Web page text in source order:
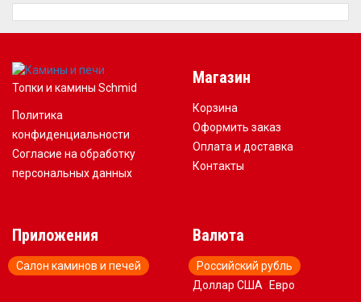
Топки и камины Schmid
Политика
конфиденциальности
Согласие на обработку
персональных данных
Магазин
Корзина
Оформить заказ
Оплата и доставка
Контакты
Приложения
Салон каминов и печей
Валюта
Российский рубль
Доллар США
Евро